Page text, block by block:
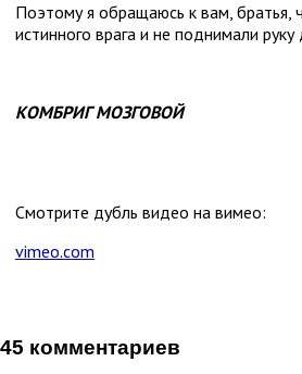
Поэтому я обращаюсь к вам, братья,
истинного врага и не поднимали руку
КОМБРИГ МОЗГОВОЙ
Смотрите дубль видео на вимео:
vimeo.com
45 комментариев